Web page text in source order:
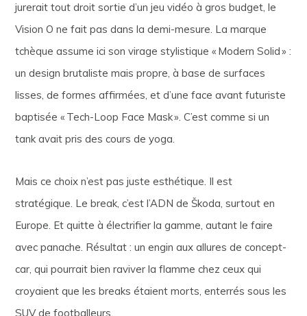
jurerait tout droit sortie d’un jeu vidéo à gros budget, le
Vision O ne fait pas dans la demi-mesure. La marque
tchèque assume ici son virage stylistique « Modern Solid » :
un design brutaliste mais propre, à base de surfaces
lisses, de formes affirmées, et d’une face avant futuriste
baptisée « Tech-Loop Face Mask ». C’est comme si un
tank avait pris des cours de yoga.
Mais ce choix n’est pas juste esthétique. Il est
stratégique. Le break, c’est l’ADN de Škoda, surtout en
Europe. Et quitte à électrifier la gamme, autant le faire
avec panache. Résultat : un engin aux allures de concept-
car, qui pourrait bien raviver la flamme chez ceux qui
croyaient que les breaks étaient morts, enterrés sous les
SUV de footballeurs.